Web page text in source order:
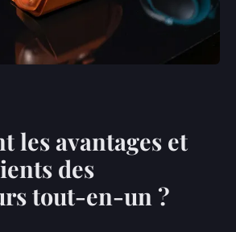
les avantages et
des
tout-en-un ?